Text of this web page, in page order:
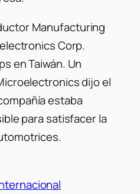
Manufacturing
Corp.
en Taiwán. Un
dijo el
estaba
para satisfacer la